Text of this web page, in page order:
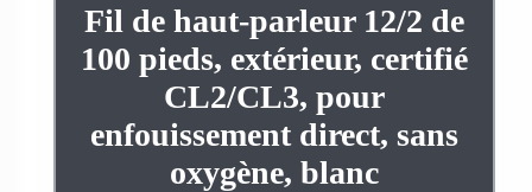
Fil de haut-parleur 12/2 de
100 pieds, extérieur, certifié
CL2/CL3, pour
enfouissement direct, sans
oxygène, blanc